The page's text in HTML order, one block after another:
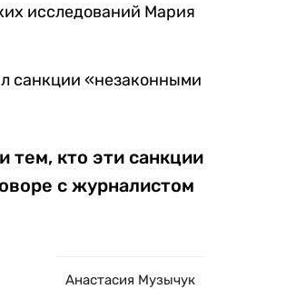
исследований Мария
санкции «незаконными
тем, кто эти санкции
с журналистом
Анастасия Музычук